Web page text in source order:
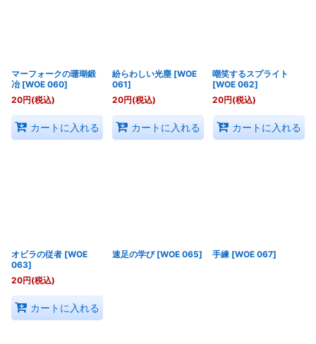
マーフォークの珊瑚鍛
冶 [WOE 060]
20円(税込)
カートに入れる
紛らわしい光塵 [WOE
061]
20円(税込)
カートに入れる
嘲笑するスプライト
[WOE 062]
20円(税込)
カートに入れる
オビラの従者 [WOE
063]
20円(税込)
カートに入れる
速足の学び [WOE 065] 手練 [WOE 067]